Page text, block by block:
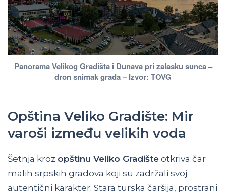
Panorama Velikog Gradišta i Dunava pri zalasku sunca –
dron snimak grada – Izvor: TOVG
Opština Veliko Gradište: Mir
varoši između velikih voda
Šetnja kroz opštinu Veliko Gradište otkriva čar
malih srpskih gradova koji su zadržali svoj
autentični karakter. Stara turska čaršija, prostrani